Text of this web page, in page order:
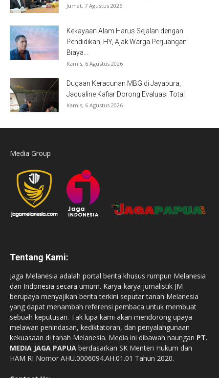
Jumat, 7 Agustus 2026
Kekayaan Alam Harus Sejalan dengan
Pendidikan, HY, Ajak Warga Perjuangan
Biaya...
Kamis, 6 Agustus 2026
Dugaan Keracunan MBG di Jayapura,
Jaqualine Kafiar Dorong Evaluasi Total
Kamis, 6 Agustus 2026
Media Group
Tentang Kami:
Jaga Melanesia adalah portal berita khusus rumpun Melanesia
dan Indonesia secara umum. Karya-karya jurnalistik JM
berupaya menyajikan berita terkini seputar tanah Melanesia
yang dapat menambah referensi pembaca untuk membuat
sebuah keputusan. Tak lupa kami akan mendorong upaya
melawan penindasan, kediktatoran, dan penyalahgunaan
kekuasaan di tanah Melanesia. Media ini dibawah naungan PT.
MEDIA JAGA PAPUA berdasarkan SK Menteri Hukum dan
HAM RI Nomor AHU.0006094.AH.01.01 Tahun 2020.